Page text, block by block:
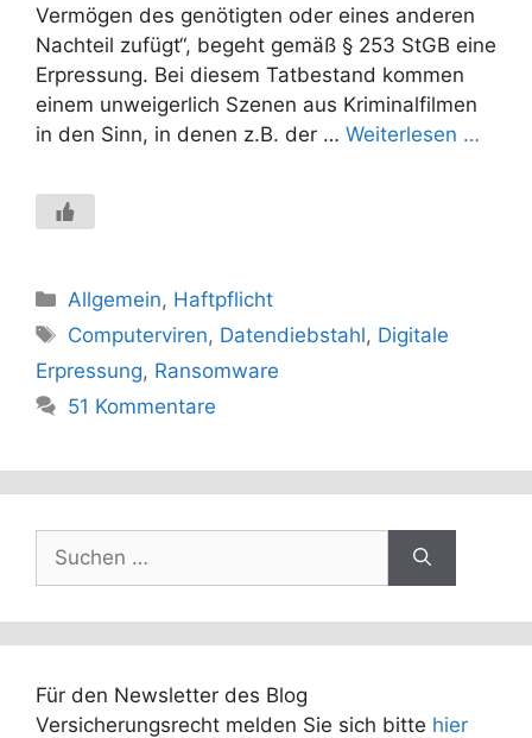
Vermögen des genötigten oder eines anderen
Nachteil zufügt“, begeht gemäß § 253 StGB eine
Erpressung. Bei diesem Tatbestand kommen
einem unweigerlich Szenen aus Kriminalfilmen
in den Sinn, in denen z.B. der … Weiterlesen …
Kategorien
Allgemein, Haftpflicht
Schlagwörter
Computerviren, Datendiebstahl, Digitale
Erpressung, Ransomware
51 Kommentare
nach:
Für den Newsletter des Blog
Versicherungsrecht melden Sie sich bitte hier